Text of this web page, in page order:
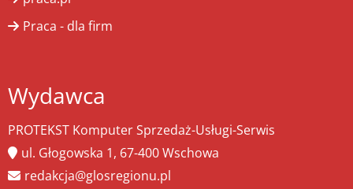
Praca - dla firm
Wydawca
PROTEKST Komputer Sprzedaż-Usługi-Serwis
ul. Głogowska 1, 67-400 Wschowa
redakcja@glosregionu.pl